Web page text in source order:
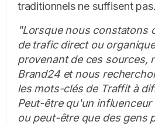
traditionnels ne suffisent pas.
"Lorsque nous constatons
de trafic direct ou
provenant de ces sources,
Brand24 et nous
les mots-clés de Traffit à
Peut-être qu'un influenceur
ou peut-être que des gens